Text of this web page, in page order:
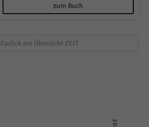
zum Buch
Zurück zur Übersicht ZEIT